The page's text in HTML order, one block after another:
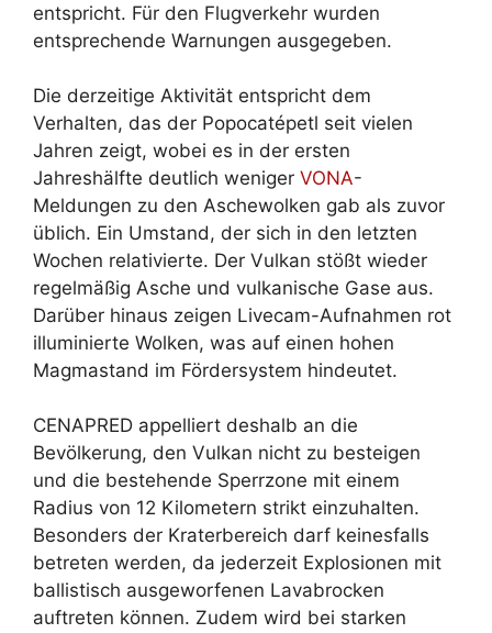
entspricht. Für den Flugverkehr wurden
entsprechende Warnungen ausgegeben.
Die derzeitige Aktivität entspricht dem
Verhalten, das der Popocatépetl seit vielen
Jahren zeigt, wobei es in der ersten
Jahreshälfte deutlich weniger VONA-
Meldungen zu den Aschewolken gab als zuvor
üblich. Ein Umstand, der sich in den letzten
Wochen relativierte. Der Vulkan stößt wieder
regelmäßig Asche und vulkanische Gase aus.
Darüber hinaus zeigen Livecam-Aufnahmen rot
illuminierte Wolken, was auf einen hohen
Magmastand im Fördersystem hindeutet.
CENAPRED appelliert deshalb an die
Bevölkerung, den Vulkan nicht zu besteigen
und die bestehende Sperrzone mit einem
Radius von 12 Kilometern strikt einzuhalten.
Besonders der Kraterbereich darf keinesfalls
betreten werden, da jederzeit Explosionen mit
ballistisch ausgeworfenen Lavabrocken
auftreten können. Zudem wird bei starken